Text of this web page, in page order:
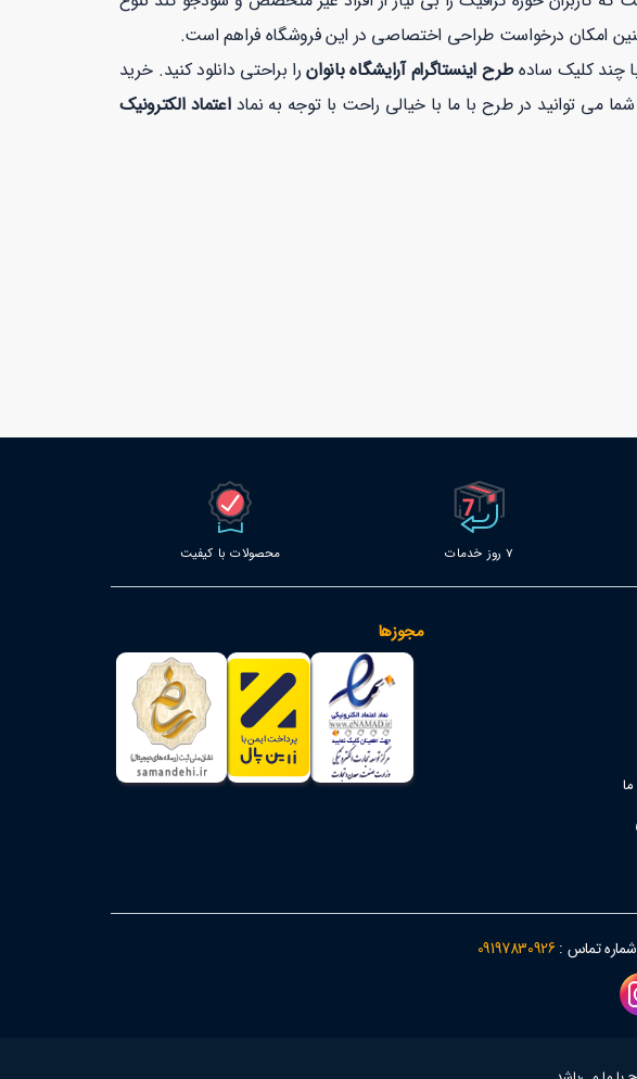
امکان درخواست طراحی اختصاصی در این فروشگاه فراهم است.
چند کلیک سادهطرح اینستاگرام آرایشگاه بانوان را براحتی دانلود کنید. خرید
اعتماد الکترونیک
7 روز خدمات محصولات با کیفیت
مجوزها
شماره تماس :09197830926